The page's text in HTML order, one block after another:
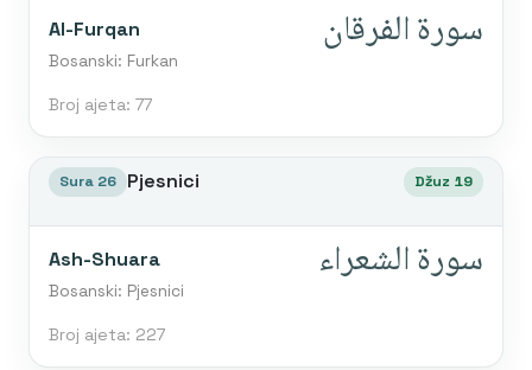
Al-Furqan
Bosanski: Furkan
سورة الفرقان
Broj ajeta: 77
Sura 26 Pjesnici Džuz 19
Ash-Shuara
Bosanski: Pjesnici
سورة الشعراء
Broj ajeta: 227